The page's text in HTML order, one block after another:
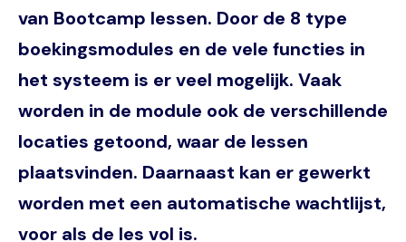
van Bootcamp lessen. Door de 8 type
boekingsmodules en de vele functies in
het systeem is er veel mogelijk. Vaak
worden in de module ook de verschillende
locaties getoond, waar de lessen
plaatsvinden. Daarnaast kan er gewerkt
worden met een automatische wachtlijst,
voor als de les vol is.